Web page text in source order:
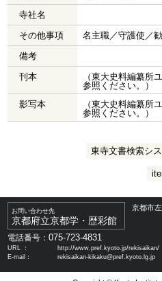
寺社名
その他事項
名主職／守護使／
備考
刊本
（東大史料編纂所
参照ください。）
影写本
（東大史料編纂所
参照ください。）
東寺文書検索シ
お問い合わせ先
京都府立京都学・歴彩館
京都市
電話番号：075-723-4831
URL ：
http://www.pref.kyoto.jp/rekisaikan/
E-mail：
rekisaikan-kikaku@pref.kyoto.lg.jp